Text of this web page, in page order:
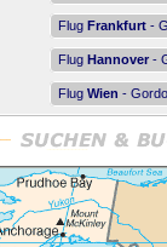
Flug Frankfurt -
Flug Hannover -
Flug Wien -